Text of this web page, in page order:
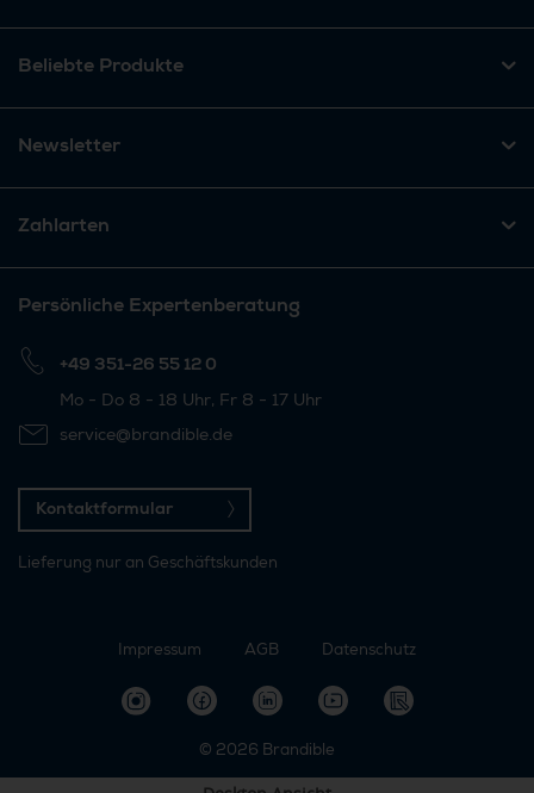
Beliebte Produkte
Newsletter
Zahlarten
Persönliche Expertenberatung
+49 351-26 55 12 0
Mo - Do 8 - 18 Uhr, Fr 8 - 17 Uhr
service@brandible.de
Kontaktformular
Lieferung nur an Geschäftskunden
Impressum AGB Datenschutz
© 2026 Brandible